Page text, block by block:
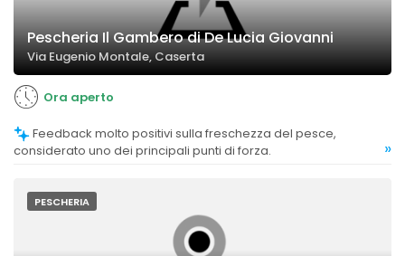
Pescheria Il Gambero di De Lucia Giovanni
Via Eugenio Montale, Caserta
Ora aperto
considerato uno dei principali punti di forza.
»
PESCHERIA